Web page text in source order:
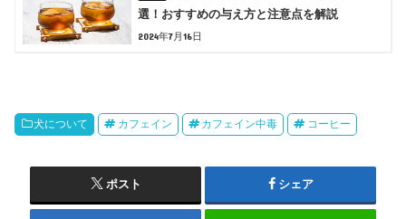
選！おすすめの与え方と注意点を解説
2024年7月16日
犬について カフェイン カフェイン中毒 コーヒー
ポスト シェア